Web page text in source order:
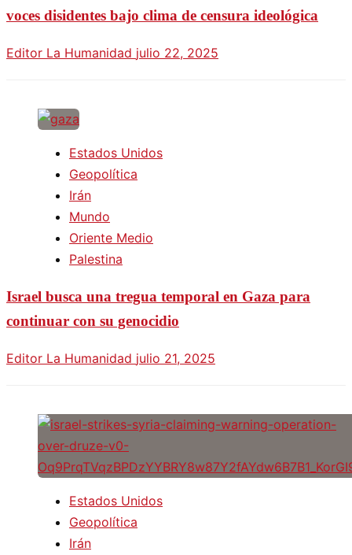
voces disidentes bajo clima de censura ideológica
Editor La Humanidad julio 22, 2025
Estados Unidos
Geopolítica
Irán
Mundo
Oriente Medio
Palestina
Israel busca una tregua temporal en Gaza para
continuar con su genocidio
Editor La Humanidad julio 21, 2025
Estados Unidos
Geopolítica
Irán